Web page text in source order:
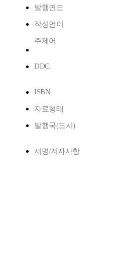
발행연도
작성언어
주제어
DDC
ISBN
자료형태
발행국(도시)
서명/저자사항